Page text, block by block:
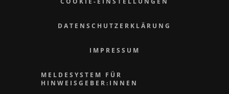
DATENSCHUTZERKLÄRUNG
IMPRESSUM
MELDESYSTEM FÜR
HINWEISGEBER:INNEN